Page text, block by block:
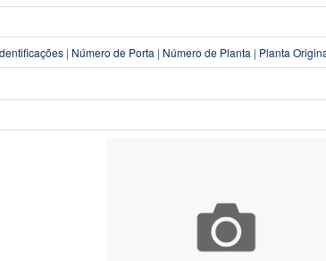
| Número de Porta | Número de Planta | Planta